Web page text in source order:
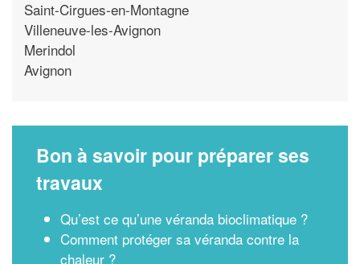
Saint-Cirgues-en-Montagne
Villeneuve-les-Avignon
Merindol
Avignon
Bon à savoir pour préparer ses
travaux
Qu’est ce qu’une véranda bioclimatique ?
Comment protéger sa véranda contre la
chaleur ?